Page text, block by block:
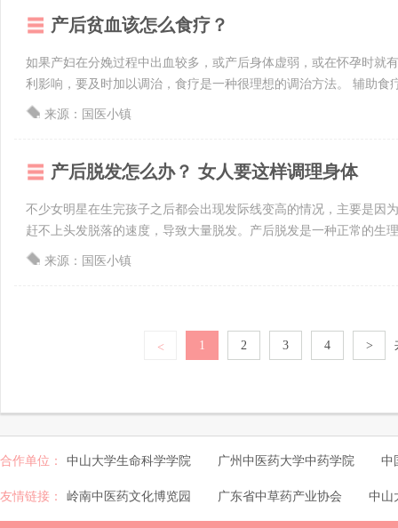
产后贫血该怎么食疗？
如果产妇在分娩过程中出血较多，或产后身体虚弱，或在怀孕时就
利影响，要及时加以调治，食疗是一种很理想的调治方法。 辅助
来源：国医小镇
产后脱发怎么办？ 女人要这样调理身体
不少女明星在生完孩子之后都会出现发际线变高的情况，主要是因
赶不上头发脱落的速度，导致大量脱发。产后脱发是一种正常的生
来源：国医小镇
< 1 2 3 4 >
合作单位： 中山大学生命科学学院 广州中医药大学中药学院 中
友情链接： 岭南中医药文化博览园 广东省中草药产业协会 中山